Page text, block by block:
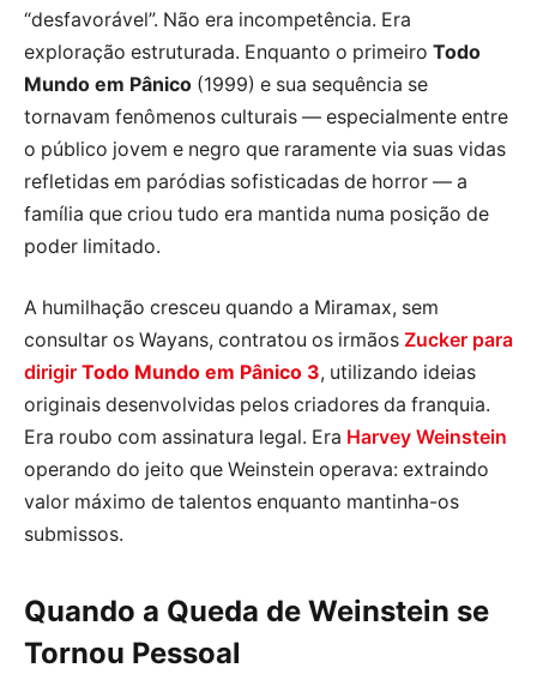
“desfavorável”. Não era incompetência. Era
exploração estruturada. Enquanto o primeiro Todo
Mundo em Pânico (1999) e sua sequência se
tornavam fenômenos culturais — especialmente entre
o público jovem e negro que raramente via suas vidas
refletidas em paródias sofisticadas de horror — a
família que criou tudo era mantida numa posição de
poder limitado.
A humilhação cresceu quando a Miramax, sem
consultar os Wayans, contratou os irmãos Zucker para
dirigir Todo Mundo em Pânico 3, utilizando ideias
originais desenvolvidas pelos criadores da franquia.
Era roubo com assinatura legal. Era Harvey Weinstein
operando do jeito que Weinstein operava: extraindo
valor máximo de talentos enquanto mantinha-os
submissos.
Quando a Queda de Weinstein se
Tornou Pessoal